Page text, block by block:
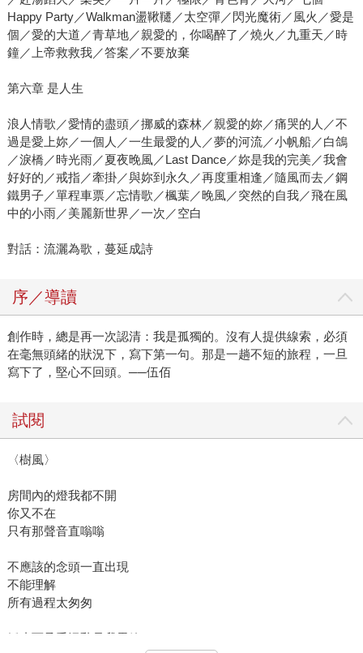
Happy Party／Walkman盪鞦韆／太空彈／閃光魔術／風火／愛是
個／愛的大道／青草地／親愛的，你喝醉了／燒火／九重天／時
鐘／上帝救救我／答案／不要放棄
第六章 是人生
浪人情歌／愛情的盡頭／挪威的森林／親愛的妳／痛哭的人／不
過是愛上妳／一個人／一生最愛的人／夢的河流／小帆船／白鴿
／淚橋／時光雨／夏夜晚風／Last Dance／妳是我的完美／我會
好好的／戒指／牽掛／與妳到永久／再度重相逢／隨風而去／鋼
鐵男子／單程車票／忘情歌／楓葉／晚風／突然的自我／飛在風
中的小雨／美麗新世界／一次／空白
對話：流灑為歌，蔓延成詩
序／導讀
創作時，總是再一次認清：我是孤獨的。沒有人提供線索，必須
在毫無頭緒的狀況下，寫下第一句。那是一趟不短的旅程，一旦
寫下了，堅心不回頭。──伍佰
試閱
〈樹風〉
房間內的燈我都不開
你又不在
只有那聲音直嗡嗡
不應該的念頭一直出現
不能理解
所有過程太匆匆
靜止而承受混亂是我思緒